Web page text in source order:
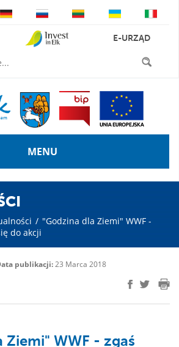
E-URZĄD
MENU
/ "Godzina dla Ziemi" WWF -
do akcji
publikacji:23 Marca 2018
Ziemi" WWF - zgaś